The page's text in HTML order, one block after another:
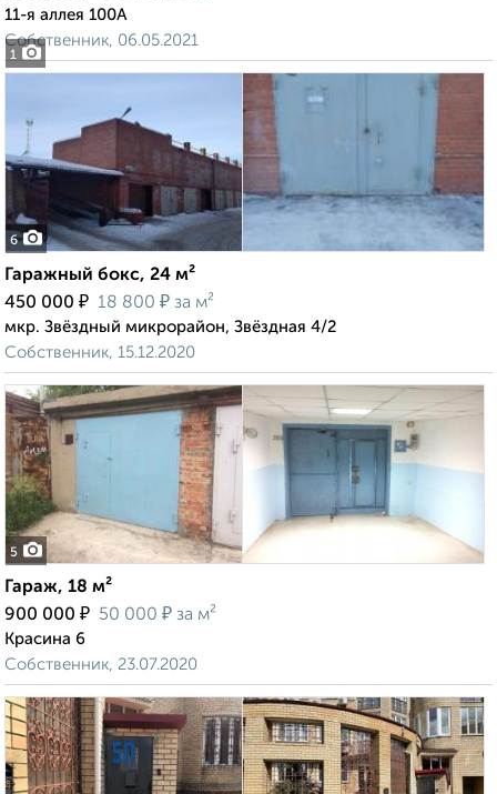
1
11-я аллея 100А
Собственник, 06.05.2021
6
Гаражный бокс, 24 м²
450 000 ₽ 18 800 ₽ за м²
мкр. Звёздный микрорайон, Звёздная 4/2
Собственник, 15.12.2020
5
Гараж, 18 м²
900 000 ₽ 50 000 ₽ за м²
Красина 6
Собственник, 23.07.2020